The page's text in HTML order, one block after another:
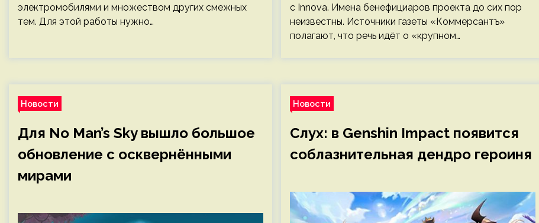
электромобилями и множеством других смежных
тем. Для этой работы нужно…
с Innova. Имена бенефициаров проекта до сих пор
неизвестны. Источники газеты «Коммерсантъ»
полагают, что речь идёт о «крупном…
Новости
Для No Man’s Sky вышло большое
обновление с осквернёнными
мирами
Новости
Слух: в Genshin Impact появится
соблазнительная дендро героиня